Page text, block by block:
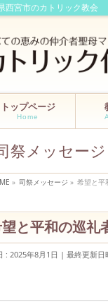
西宮市のカトリック教会
トップページ
Home
祭メッセージ
» 司祭メッセージ » 希望と平
と平和の巡礼
: 2025年8月1日 最終更新日